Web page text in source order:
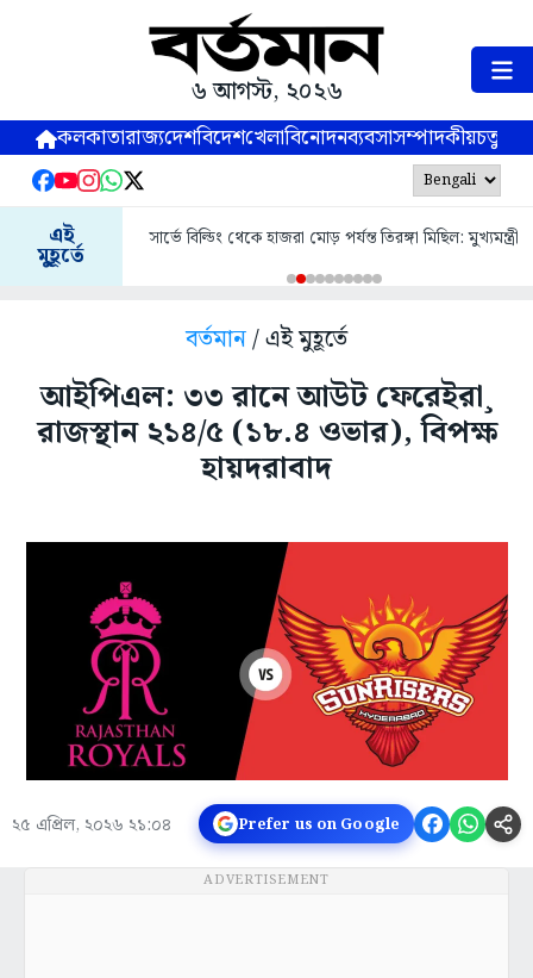
৬ আগস্ট, ২০২৬
কলকাতারাজ্যদেশবিদেশখেলাবিনোদনব্যবসাসম্পাদকীয়
এই
মুহূর্তে
সার্ভে বিল্ডিং থেকে হাজরা মোড় পর্যন্ত তিরঙ্গা মিছিল: মুখ্যমন্ত্রী
বর্তমান/ এই মুহূর্তে
আইপিএল: ৩৩ রানে আউট ফেরেইরা¸
রাজস্থান ২১৪/৫ (১৮.৪ ওভার), বিপক্ষ
হায়দরাবাদ
২৫ এপ্রিল, ২০২৬ ২১:০৪ Prefer us on Google
ADVERTISEMENT